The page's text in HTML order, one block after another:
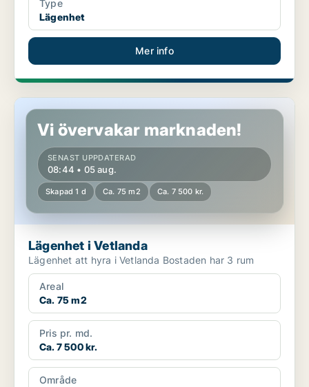
Type
Lägenhet
Mer info
Lägenhet i Vetlanda
Vi övervakar marknaden!
SENAST UPPDATERAD
08:44 • 05 aug.
Skapad 1 d Ca. 75 m2 Ca. 7 500 kr.
Lägenhet i Vetlanda
Lägenhet att hyra i Vetlanda Bostaden har 3 rum
Areal
Ca. 75 m2
Pris pr. md.
Ca. 7 500 kr.
Område